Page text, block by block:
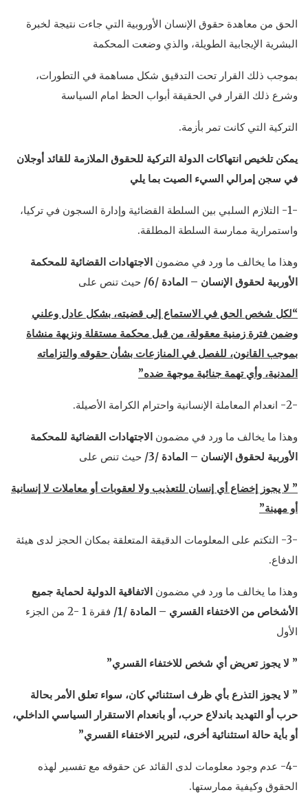
الحق من معاهدة حقوق الإنسان الأوروبية التي جاءت نتيجة لخبرة
البشرية الإيجابية الطويلة، والذي وضعت المحكمة
بموجب ذلك القرار تحت التدقيق شكل مساهمة في التطورات،
وشرع ذلك القرار في الحقيقة أبواب الحظ امام السياسة
التركية التي كانت تمر بأزمة.
يمكن تلخيص انتهاكات الدولة التركية للحقوق الملازمة للقائد أوجلان
في سجن إمرالي السيء الصيت بما يلي
-1- التلازم السلبي بين السلطة القضائية وإدارة السجون في تركيا،
واستمرارية ممارسة السلطة المطلقة.
وهذا ما يخالف ما ورد في مضمون الاجتهادات القضائية للمحكمة
الأوربية لحقوق الإنسان – المادة /6/
حيث تنص على
“لكل شخص الحق في الاستماع إلى قضيته، بشكل عادل وعلني
وضمن فترة زمنية معقولة، من قبل محكمة مستقلة ونزيهة منشاة
بموجب القانون، للفصل في المنازعات بشأن حقوقه والتزاماته
المدنية، وأي تهمة جنائية موجهة ضده”
-2- انعدام المعاملة الإنسانية واحترام الكرامة الأصيلة.
وهذا ما يخالف ما ورد في مضمون الاجتهادات القضائية للمحكمة
الأوربية لحقوق الإنسان – المادة /3/
حيث تنص على
” لا يجوز إخضاع أي إنسان للتعذيب ولا لعقوبات أو معاملات لا إنسانية
أو مهينة”
-3- التكتم على المعلومات الدقيقة المتعلقة بمكان الحجز لدى هيئة
الدفاع.
وهذا ما يخالف ما ورد في مضمون الاتفاقية الدولية لحماية جميع
الأشخاص من الاختفاء القسري – المادة /1/
فقرة 1 -2 من الجزء
الأول
” لا يجوز تعريض أي شخص للاختفاء القسري”
” لا يجوز التذرع بأي ظرف استثنائي كان، سواء تعلق الأمر بحالة
حرب أو التهديد باندلاع حرب، أو بانعدام الاستقرار السياسي الداخلي،
أو بأية حالة استثنائية أخرى، لتبرير الاختفاء القسري”
-4- عدم وجود معلومات لدى القائد عن حقوقه مع تفسير لهذه
الحقوق وكيفية ممارستها.